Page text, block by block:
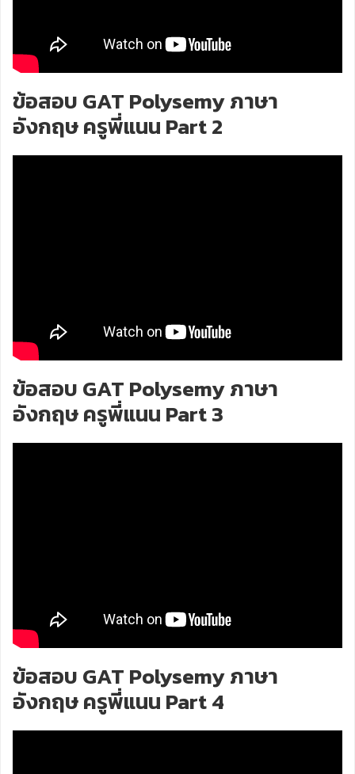
ข้อสอบ GAT Polysemy ภาษา
อังกฤษ ครูพี่แนน Part 2
ข้อสอบ GAT Polysemy ภาษา
อังกฤษ ครูพี่แนน Part 3
ข้อสอบ GAT Polysemy ภาษา
อังกฤษ ครูพี่แนน Part 4